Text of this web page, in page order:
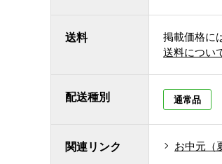
送料
掲載価格に
送料につい
配送種別 通常品
関連リンク お中元（